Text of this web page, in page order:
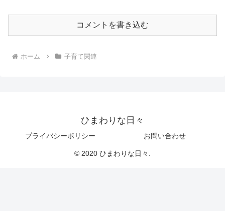
コメントを書き込む
ホーム 子育て関連
ひまわりな日々
プライバシーポリシー お問い合わせ
© 2020 ひまわりな日々.